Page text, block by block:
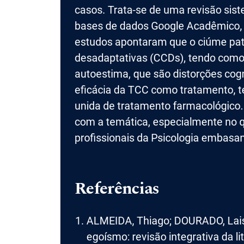
casos. Trata-se de uma revisão
bases de dados Google
estudos apontaram que o ciúme
desadaptativas (CCDs), tendo
autoestima, que são distorções
eficácia da TCC como tratamento,
unida de tratamento
com a temática, especialmente no
profissionais da Psicologia
Referências
ALMEIDA, Thiago; DOURADO,
egoísmo: revisão integrativa da